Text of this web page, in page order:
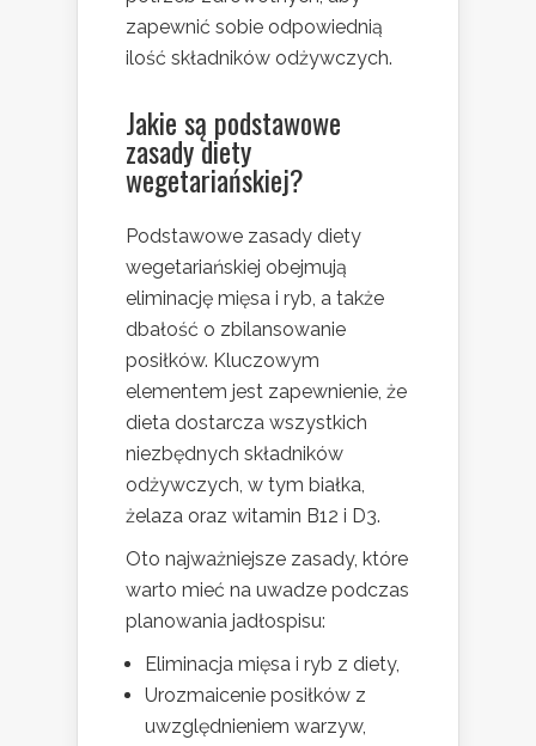
zapewnić sobie odpowiednią
ilość składników odżywczych.
Jakie są podstawowe
zasady diety
wegetariańskiej?
Podstawowe zasady diety
wegetariańskiej obejmują
eliminację mięsa i ryb, a także
dbałość o zbilansowanie
posiłków. Kluczowym
elementem jest zapewnienie, że
dieta dostarcza wszystkich
niezbędnych składników
odżywczych, w tym białka,
żelaza oraz witamin B12 i D3.
Oto najważniejsze zasady, które
warto mieć na uwadze podczas
planowania jadłospisu:
Eliminacja mięsa i ryb z diety,
Urozmaicenie posiłków z
uwzględnieniem warzyw,